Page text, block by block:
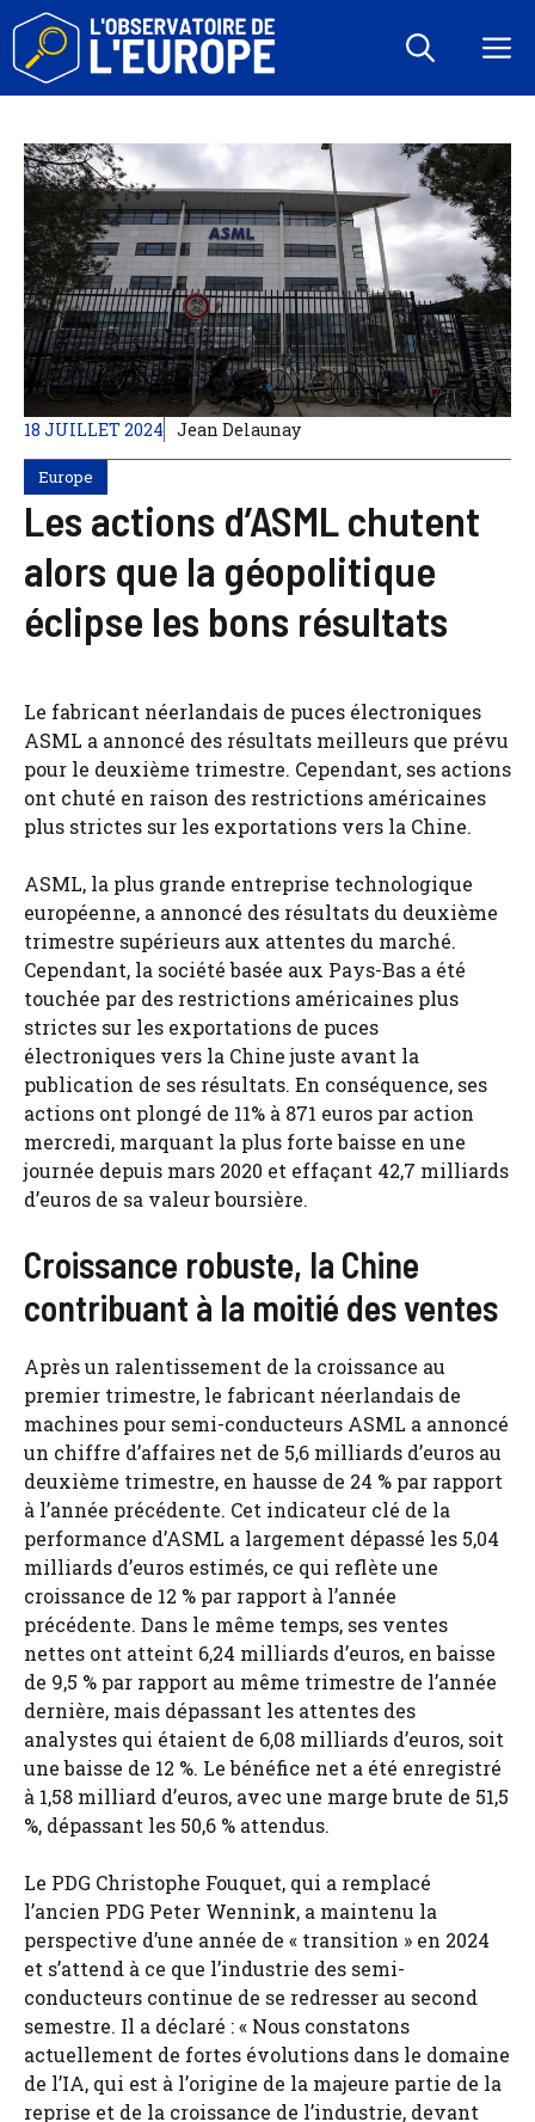
Aller
contenu
18 JUILLET 2024 Jean Delaunay
Europe
Les actions d’ASML chutent
alors que la géopolitique
éclipse les bons résultats
Le fabricant néerlandais de puces électroniques
ASML a annoncé des résultats meilleurs que prévu
pour le deuxième trimestre. Cependant, ses actions
ont chuté en raison des restrictions américaines
plus strictes sur les exportations vers la Chine.
ASML, la plus grande entreprise technologique
européenne, a annoncé des résultats du deuxième
trimestre supérieurs aux attentes du marché.
Cependant, la société basée aux Pays-Bas a été
touchée par des restrictions américaines plus
strictes sur les exportations de puces
électroniques vers la Chine juste avant la
publication de ses résultats. En conséquence, ses
actions ont plongé de 11% à 871 euros par action
mercredi, marquant la plus forte baisse en une
journée depuis mars 2020 et effaçant 42,7 milliards
d’euros de sa valeur boursière.
Croissance robuste, la Chine
contribuant à la moitié des ventes
Après un ralentissement de la croissance au
premier trimestre, le fabricant néerlandais de
machines pour semi-conducteurs ASML a annoncé
un chiffre d’affaires net de 5,6 milliards d’euros au
deuxième trimestre, en hausse de 24 % par rapport
à l’année précédente. Cet indicateur clé de la
performance d’ASML a largement dépassé les 5,04
milliards d’euros estimés, ce qui reflète une
croissance de 12 % par rapport à l’année
précédente. Dans le même temps, ses ventes
nettes ont atteint 6,24 milliards d’euros, en baisse
de 9,5 % par rapport au même trimestre de l’année
dernière, mais dépassant les attentes des
analystes qui étaient de 6,08 milliards d’euros, soit
une baisse de 12 %. Le bénéfice net a été enregistré
à 1,58 milliard d’euros, avec une marge brute de 51,5
%, dépassant les 50,6 % attendus.
Le PDG Christophe Fouquet, qui a remplacé
l’ancien PDG Peter Wennink, a maintenu la
perspective d’une année de « transition » en 2024
et s’attend à ce que l’industrie des semi-
conducteurs continue de se redresser au second
semestre. Il a déclaré : « Nous constatons
actuellement de fortes évolutions dans le domaine
de l’IA, qui est à l’origine de la majeure partie de la
reprise et de la croissance de l’industrie, devant